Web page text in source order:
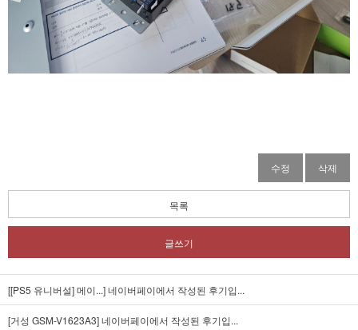
수정 삭제
목록
글쓰기
[[PS5 유니버설] 메이...]네이버페이에서 작성된 후기입...
[거성 GSM-V1623A3]네이버페이에서 작성된 후기입...